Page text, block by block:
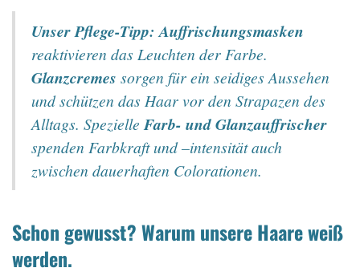
Unser Pflege-Tipp:Auffrischungsmasken
reaktivieren das Leuchten der Farbe.
Glanzcremes sorgen für ein seidiges Aussehen
und schützen das Haar vor den Strapazen des
Alltags. Spezielle Farb- und Glanzauffrischer
spenden Farbkraft und –intensität auch
zwischen dauerhaften Colorationen.
Schon gewusst? Warum unsere Haare weiß
werden.